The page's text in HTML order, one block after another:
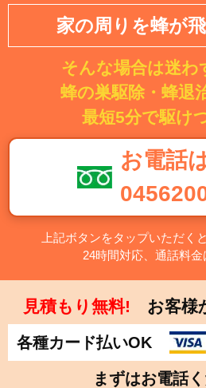
家の周りを蜂が
そんな場合は迷わ
蜂の巣駆除・蜂退
最短5分で駆け
お電話
上記ボタンをタップいただく
24時間対応、通話料金
見積もり無料! お客様
各種カード払いOK
まずはお電話